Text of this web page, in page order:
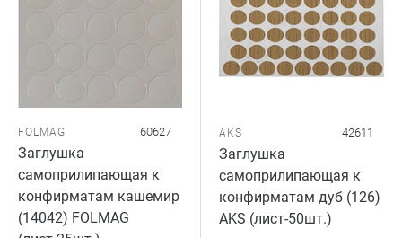
FOLMAG 60627
Заглушка
самоприлипающая к
конфирматам кашемир
(14042) FOLMAG
AKS 42611
Заглушка
самоприлипающая к
конфирматам дуб (126)
AKS (лист-50шт.)